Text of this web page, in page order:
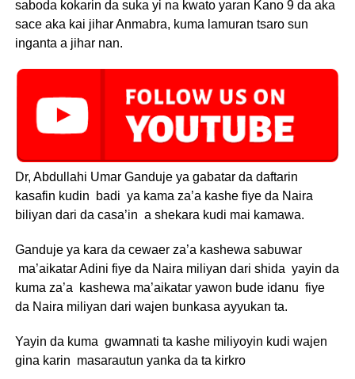
saboda kokarin da suka yi na kwato yaran Kano 9 da aka
sace aka kai jihar Anmabra, kuma lamuran tsaro sun
inganta a jihar nan.
Dr, Abdullahi Umar Ganduje ya gabatar da daftarin
kasafin kudin badi ya kama za’a kashe fiye da Naira
biliyan dari da casa’in a shekara kudi mai kamawa.
Ganduje ya kara da cewaer za’a kashewa sabuwar
ma’aikatar Adini fiye da Naira miliyan dari shida yayin da
kuma za’a kashewa ma’aikatar yawon bude idanu fiye
da Naira miliyan dari wajen bunkasa ayyukan ta.
Yayin da kuma gwamnati ta kashe miliyoyin kudi wajen
gina karin masarautun yanka da ta kirkro